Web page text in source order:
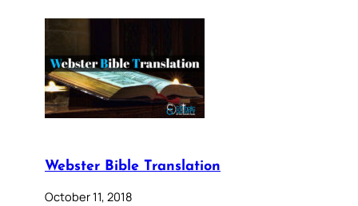
Webster Bible Translation
October 11, 2018